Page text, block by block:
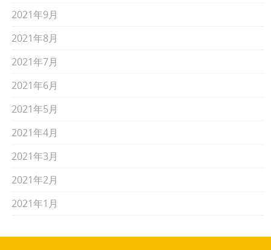
2021年9月
2021年8月
2021年7月
2021年6月
2021年5月
2021年4月
2021年3月
2021年2月
2021年1月